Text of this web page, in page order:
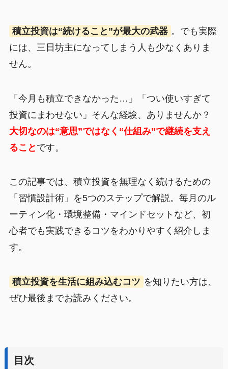
積立投資は“続けること”が最大の武器 。でも実際
には、三日坊主になってしまう人も少なくありま
せん。
「今月も積立できなかった…」「つい使いすぎて
投資にまわせない」そんな経験、ありませんか？
大切なのは“意思”ではなく“仕組み”で継続を支え
ること です。
この記事では、積立投資を無理なく続けるための
「習慣設計術」を5つのステップで解説。毎月のル
ーティン化・環境整備・マインドセットなど、初
心者でも実践できるコツをわかりやすく紹介しま
す。
積立投資を生活に組み込むコツ を知りたい方は、
ぜひ最後までお読みください。
目次